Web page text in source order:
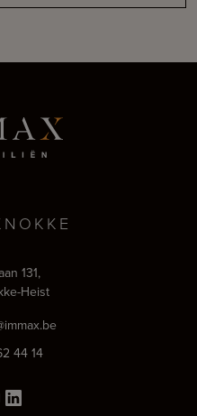
131,
Heist
44 14